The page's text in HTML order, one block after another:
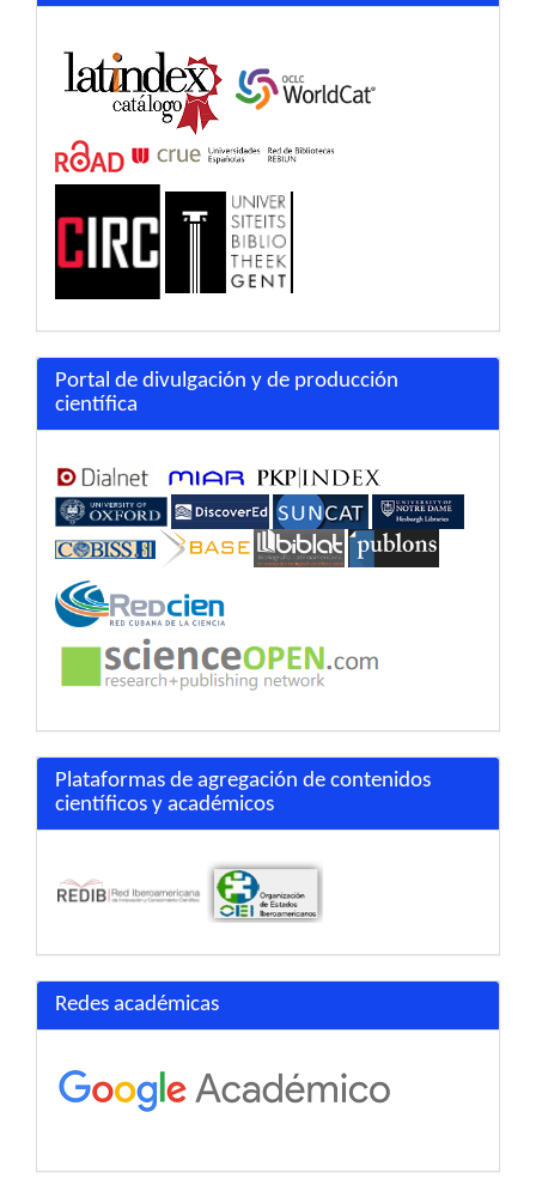
Portal de divulgación y de producción
científica
Plataformas de agregación de contenidos
científicos y académicos
Redes académicas